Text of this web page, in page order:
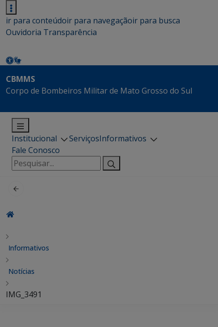
ir para conteúdoir para navegaçãoir para busca
Ouvidoria Transparência
CBMMS
Corpo de Bombeiros Militar de Mato Grosso do Sul
Institucional ServiçosInformativos
Fale Conosco
Pesquisar
por:
Informativos
Notícias
IMG_3491